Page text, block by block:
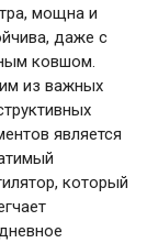
мощна и
даже с
ковшом.
из важных
является
который